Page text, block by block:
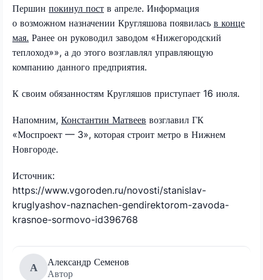
Першин покинул пост в апреле. Информация
о возможном назначении Кругляшова появилась в конце
мая. Ранее он руководил заводом «Нижегородский
теплоход»», а до этого возглавлял управляющую
компанию данного предприятия.
К своим обязанностям Кругляшов приступает 16 июля.
Напомним, Константин Матвеев возглавил ГК
«Моспроект — 3», которая строит метро в Нижнем
Новгороде.
Источник:
https://www.vgoroden.ru/novosti/stanislav-
kruglyashov-naznachen-gendirektorom-zavoda-
krasnoe-sormovo-id396768
А
Александр Семенов
Автор